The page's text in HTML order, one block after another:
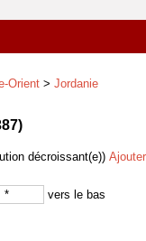
Orient > Jordanie
)
décroissant(e))
vers le bas